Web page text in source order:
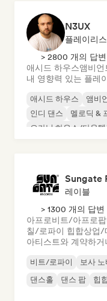
N3UX
플레이리
> 2800 개의 답
애시드 하우스앰비언
내 영향력 있는 플레
애시드 하우스 앰비
인디 댄스
멜로딕 &
오가닉 하우스/다운템
Sungate
레이블
> 1300 개의 답변
아프로비트/아프로팝
칠/로파이 힙합상업/
아티스트와 계약하
비트/로파이 보사 노
댄스홀
댄스 팝 힙